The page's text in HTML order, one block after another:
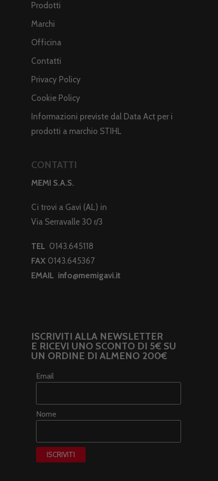
Prodotti
Marchi
Officina
Contatti
Privacy Policy
Cookie Policy
Informazioni previste dal Data Act per i
prodotti a marchio STIHL
CONTATTI
MEMI S.A.S.
Ci trovi a Gavi (AL) in
Via Serravalle 30 r/3
TEL 0143.645118
FAX 0143.645367
EMAIL info@memigavi.it
ISCRIVITI ALLA NEWSLETTER
E RICEVI UNO SCONTO DI 5€ SU
UN ORDINE DI ALMENO 200€
Email
Nome